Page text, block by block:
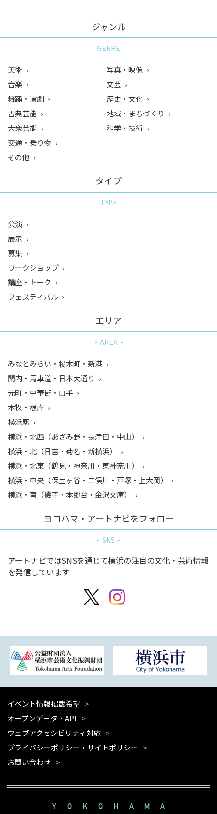
ジャンル
GENRE
美術
音楽
舞踊・演劇
古典芸能
大衆芸能
写真・映像
文芸
歴史・文化
地域・まちづくり
科学・技術
交通・乗り物
その他
タイプ
TYPE
公演
展示
募集
ワークショップ
講座・トーク
フェスティバル
エリア
AREA
みなとみらい・桜木町・新港
関内・馬車道・日本大通り
元町・中華街・山手
本牧・根岸
横浜駅
横浜・北西（あざみ野・長津田・中山）
横浜・北（日吉・菊名・新横浜）
横浜・北東（鶴見・神奈川・東神奈川）
横浜・中央（保土ヶ谷・二俣川・戸塚・上大岡）
横浜・南（磯子・本郷台・金沢文庫）
ヨコハマ・アートナビをフォロー
SNS
アートナビではSNSを通じて横浜の注目の文化・芸術情報
を発信しています
イベント情報掲載希望
オープンデータ・API
ウェブアクセシビリティ対応
プライバシーポリシー・サイトポリシー
お問い合わせ